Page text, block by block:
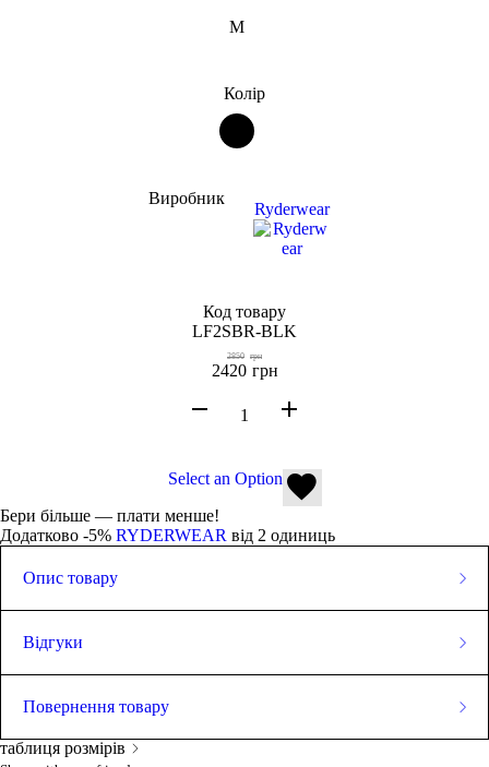
M
Колір
Виробник
Ryderwear
Код товару
LF2SBR-BLK
грн
2420
грн
2850
Select an Option
Бери більше — плати менше!
Додатково -5% RYDERWEAR від 2 одиниць
Опис товару
одягнена в розмір XS. Її бюст становить 83 см, а талія 66 см.
Відкрита спинка для вентиляції
Безшовний пояс в рубчик
Тканий логотип Ryderwear на передньому поясі
Знімна підкладка
Виготовлений з м'якої безшовної тканини
Відгуки
Повернення товару
Повернути товар у магазин (або обміняти його на інший
таблиця розмірів